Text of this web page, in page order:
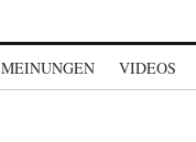
MEINUNGEN VIDEOS